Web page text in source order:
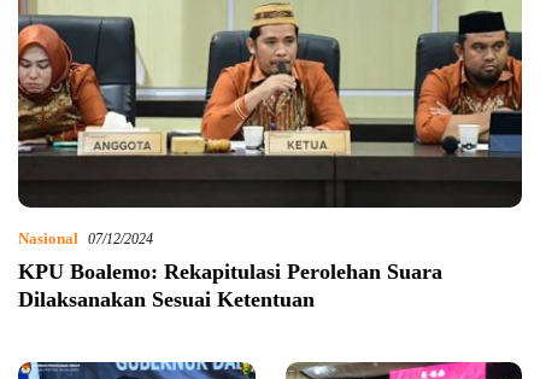
Nasional 07/12/2024
KPU Boalemo: Rekapitulasi Perolehan Suara
Dilaksanakan Sesuai Ketentuan